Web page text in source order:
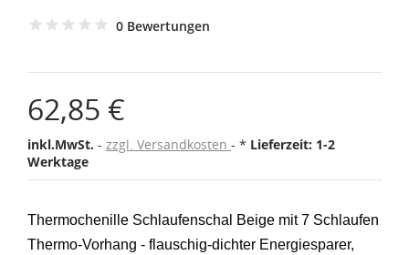
0 Bewertungen
62,85 €
inkl.MwSt. zzgl. Versandkosten * Lieferzeit: 1-2
Werktage
Thermochenille Schlaufenschal Beige mit 7 Schlaufen
Thermo-Vorhang - flauschig-dichter Energiesparer,